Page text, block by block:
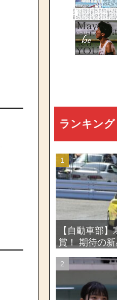
ランキング
【自動車部
賞！ 期待の
大会2026